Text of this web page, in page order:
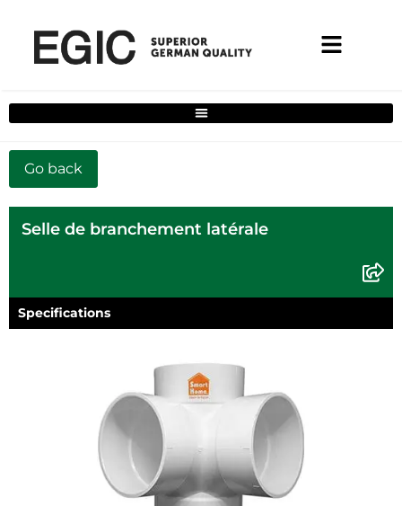
Filtre de solutions complètes pour la maison
Selle de branchement latérale
Specifications